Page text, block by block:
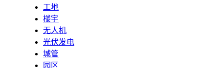
工地
楼宇
无人机
光伏发电
城管
园区